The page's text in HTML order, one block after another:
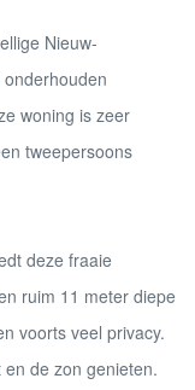
Nieuw-
woning is zeer
tweepersoons
deze fraaie
ruim 11 meter diepe
voorts veel privacy.
de zon genieten.